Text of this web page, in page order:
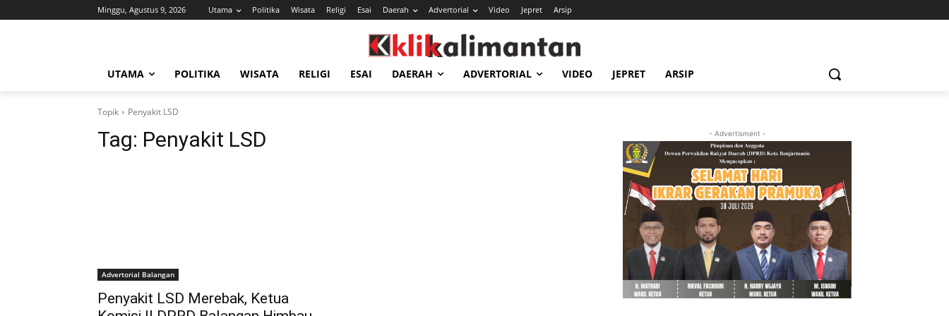
Minggu, Agustus 9, 2026 Utama Politika Wisata Religi Esai Daerah Advertorial Video Jepret Arsip
UTAMA POLITIKA WISATA RELIGI ESAI DAERAH ADVERTORIAL VIDEO JEPRET ARSIP
Topik Penyakit LSD
Tag: Penyakit LSD
Advertorial Balangan
Penyakit LSD Merebak, Ketua
- Advertisment -